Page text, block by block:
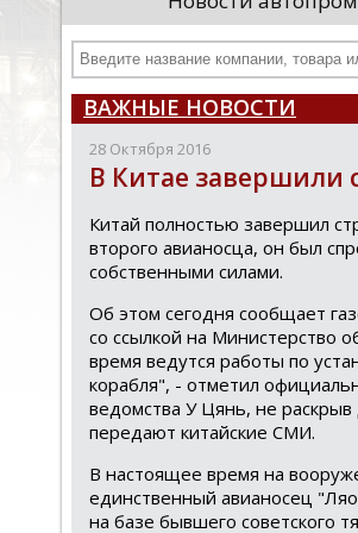
департамента продаж и
гражданского судостроения ...
ВАЖНЫЕ НОВОСТИ
28 Октября 2016
В Китае завершили
Китай полностью завершил
второго авианосца, он был
собственными силами.
Об этом сегодня сообщает
со ссылкой на Министерство
время ведутся работы по
корабля", - отметил
ведомства У Цянь, не раскрыв
передают китайские СМИ.
В настоящее время на
единственный авианосец
на базе бывшего советского